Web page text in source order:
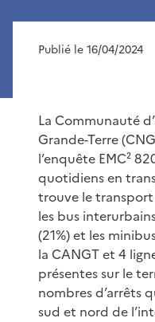
Publié le 16/04/2024
La Communauté
Grande-Terre
l’enquête EMC²
quotidiens en
trouve le transport
les bus
(21%) et les
la CANGT et 4
présentes sur le
nombres d’arrêts
sud et nord de